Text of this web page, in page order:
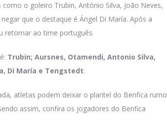
o goleiro Trubin, António Silva, João Neves,
que o destaque é Ángel Di María. Após a
retornar ao time português.
Trubin; Aursnes, Otamendi, Antonio Silva,
Di María e Tengstedt.
atletas podem deixar o plantel do Benfica rumo
assim, confira os jogadores do Benfica